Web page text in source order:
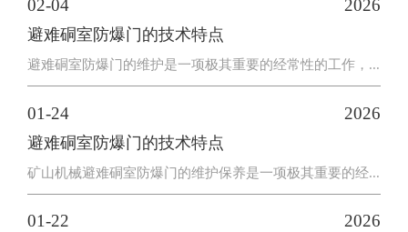
02-04 2026
避难硐室防爆门的技术特点
避难硐室防爆门的维护是一项极其重要的经常性的工作，...
01-24 2026
避难硐室防爆门的技术特点
矿山机械避难硐室防爆门的维护保养是一项极其重要的经...
01-22 2026